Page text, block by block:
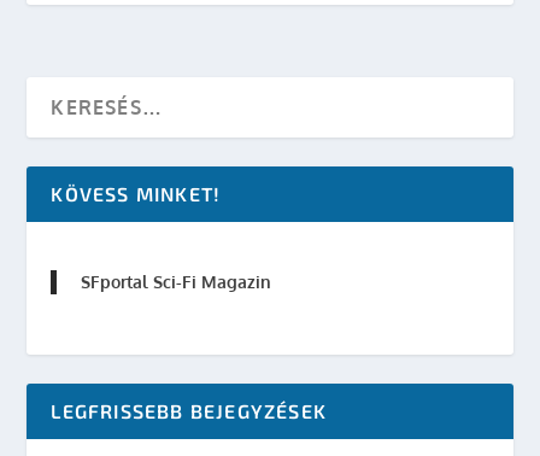
KÖVESS MINKET!
SFportal Sci-Fi Magazin
LEGFRISSEBB BEJEGYZÉSEK